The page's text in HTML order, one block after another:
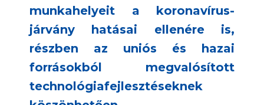
munkahelyeit a koronavírus-
járvány hatásai ellenére is,
részben az uniós és hazai
forrásokból megvalósított
technológiafejlesztéseknek